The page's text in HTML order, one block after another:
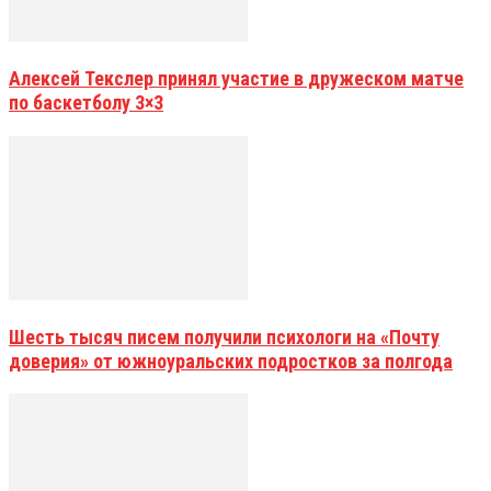
Алексей Текслер принял участие в дружеском матче
по баскетболу 3×3
Шесть тысяч писем получили психологи на «Почту
доверия» от южноуральских подростков за полгода